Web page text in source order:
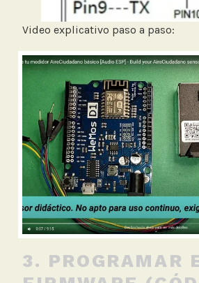
Video explicativo paso a paso:
3. PROGRAMAR